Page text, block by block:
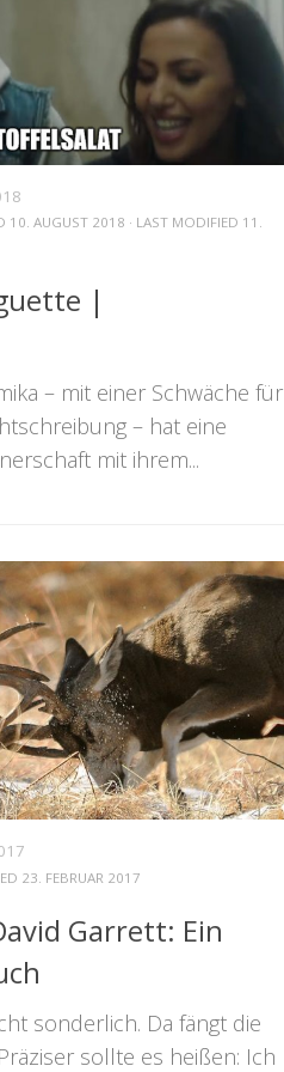
10. AUGUST 2018 · LAST MODIFIED 11.
|
– mit einer Schwäche für
– hat eine
mit ihrem...
23. FEBRUAR 2017
Garrett: Ein
sonderlich. Da fängt die
sollte es heißen: Ich